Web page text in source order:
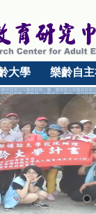
大學 樂齡自